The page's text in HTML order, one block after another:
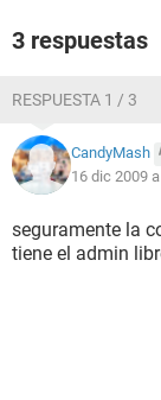
3 respuestas
RESPUESTA 1 / 3
CandyMash
16 dic 2009
seguramente la
tiene el admin